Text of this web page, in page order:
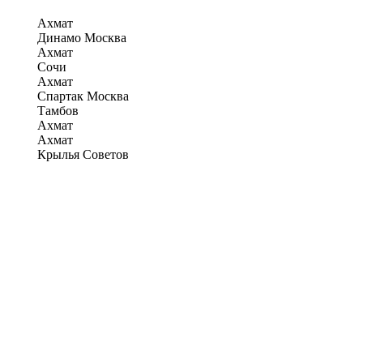
Ахмат
Динамо Москва
Ахмат
Сочи
Ахмат
Спартак Москва
Тамбов
Ахмат
Ахмат
Крылья Советов